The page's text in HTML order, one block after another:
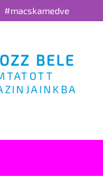
#macskamedve
BELE